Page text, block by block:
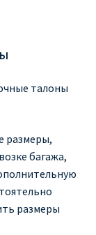
талоны
размеры,
багажа,
размеры